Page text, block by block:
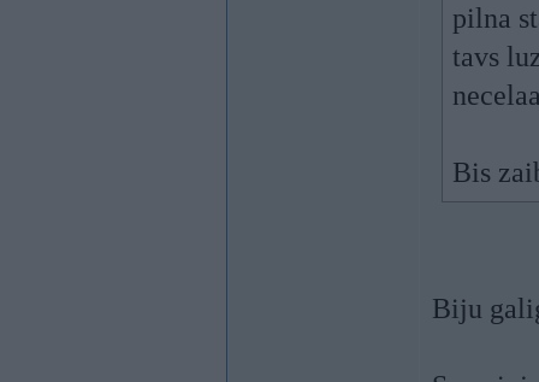
pilna
tavs
Bis
Biju